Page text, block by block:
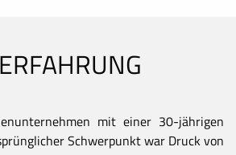
mit einer 30-jährigen
Schwerpunkt war Druck von